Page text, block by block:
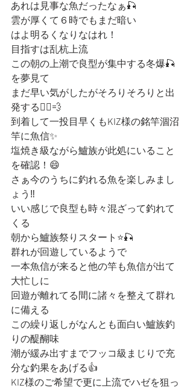
あれは見事な魚だったなぁ🎣
雲が厚くて６時でもまだ暗い
はよ明るくなりなはれ！
目指すは乱杭上流
この朝の上潮で良型が集中する冬爆🎣
を夢見て
まだ早い気がしたがそろりそろりと出
発する🚣‍♀️💨
到着して一投目早くもKIZ様の銘竿涸沼
竿に魚信✨
塩焼き級ながら鱸族が此処にいること
を確認！😄
さぁ今のうちに釣れる魚を楽しみまし
ょう‼️
いい感じで良型も時々混ざって釣れて
くる
朝から鱸族祭りスタート⭐️🎣
群れが回遊しているようで
一本魚信が来ると他の竿も魚信が出て
大忙しに
回遊が離れてる間に諸々を整えて群れ
に備える
この繰り返しがなんとも面白い鱸族釣
りの醍醐味
潮が緩み出すまでフッコ級まじりで充
分な釣果をあげる👍
KIZ様のご希望で更に上流でハゼを狙っ